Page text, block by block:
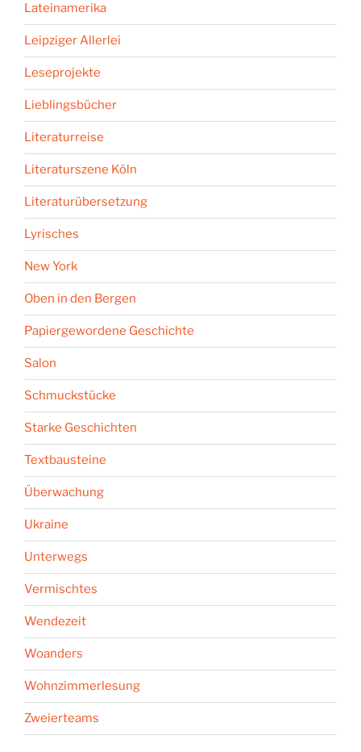
Lateinamerika
Leipziger Allerlei
Leseprojekte
Lieblingsbücher
Literaturreise
Literaturszene Köln
Literaturübersetzung
Lyrisches
New York
Oben in den Bergen
Papiergewordene Geschichte
Salon
Schmuckstücke
Starke Geschichten
Textbausteine
Überwachung
Ukraine
Unterwegs
Vermischtes
Wendezeit
Woanders
Wohnzimmerlesung
Zweierteams